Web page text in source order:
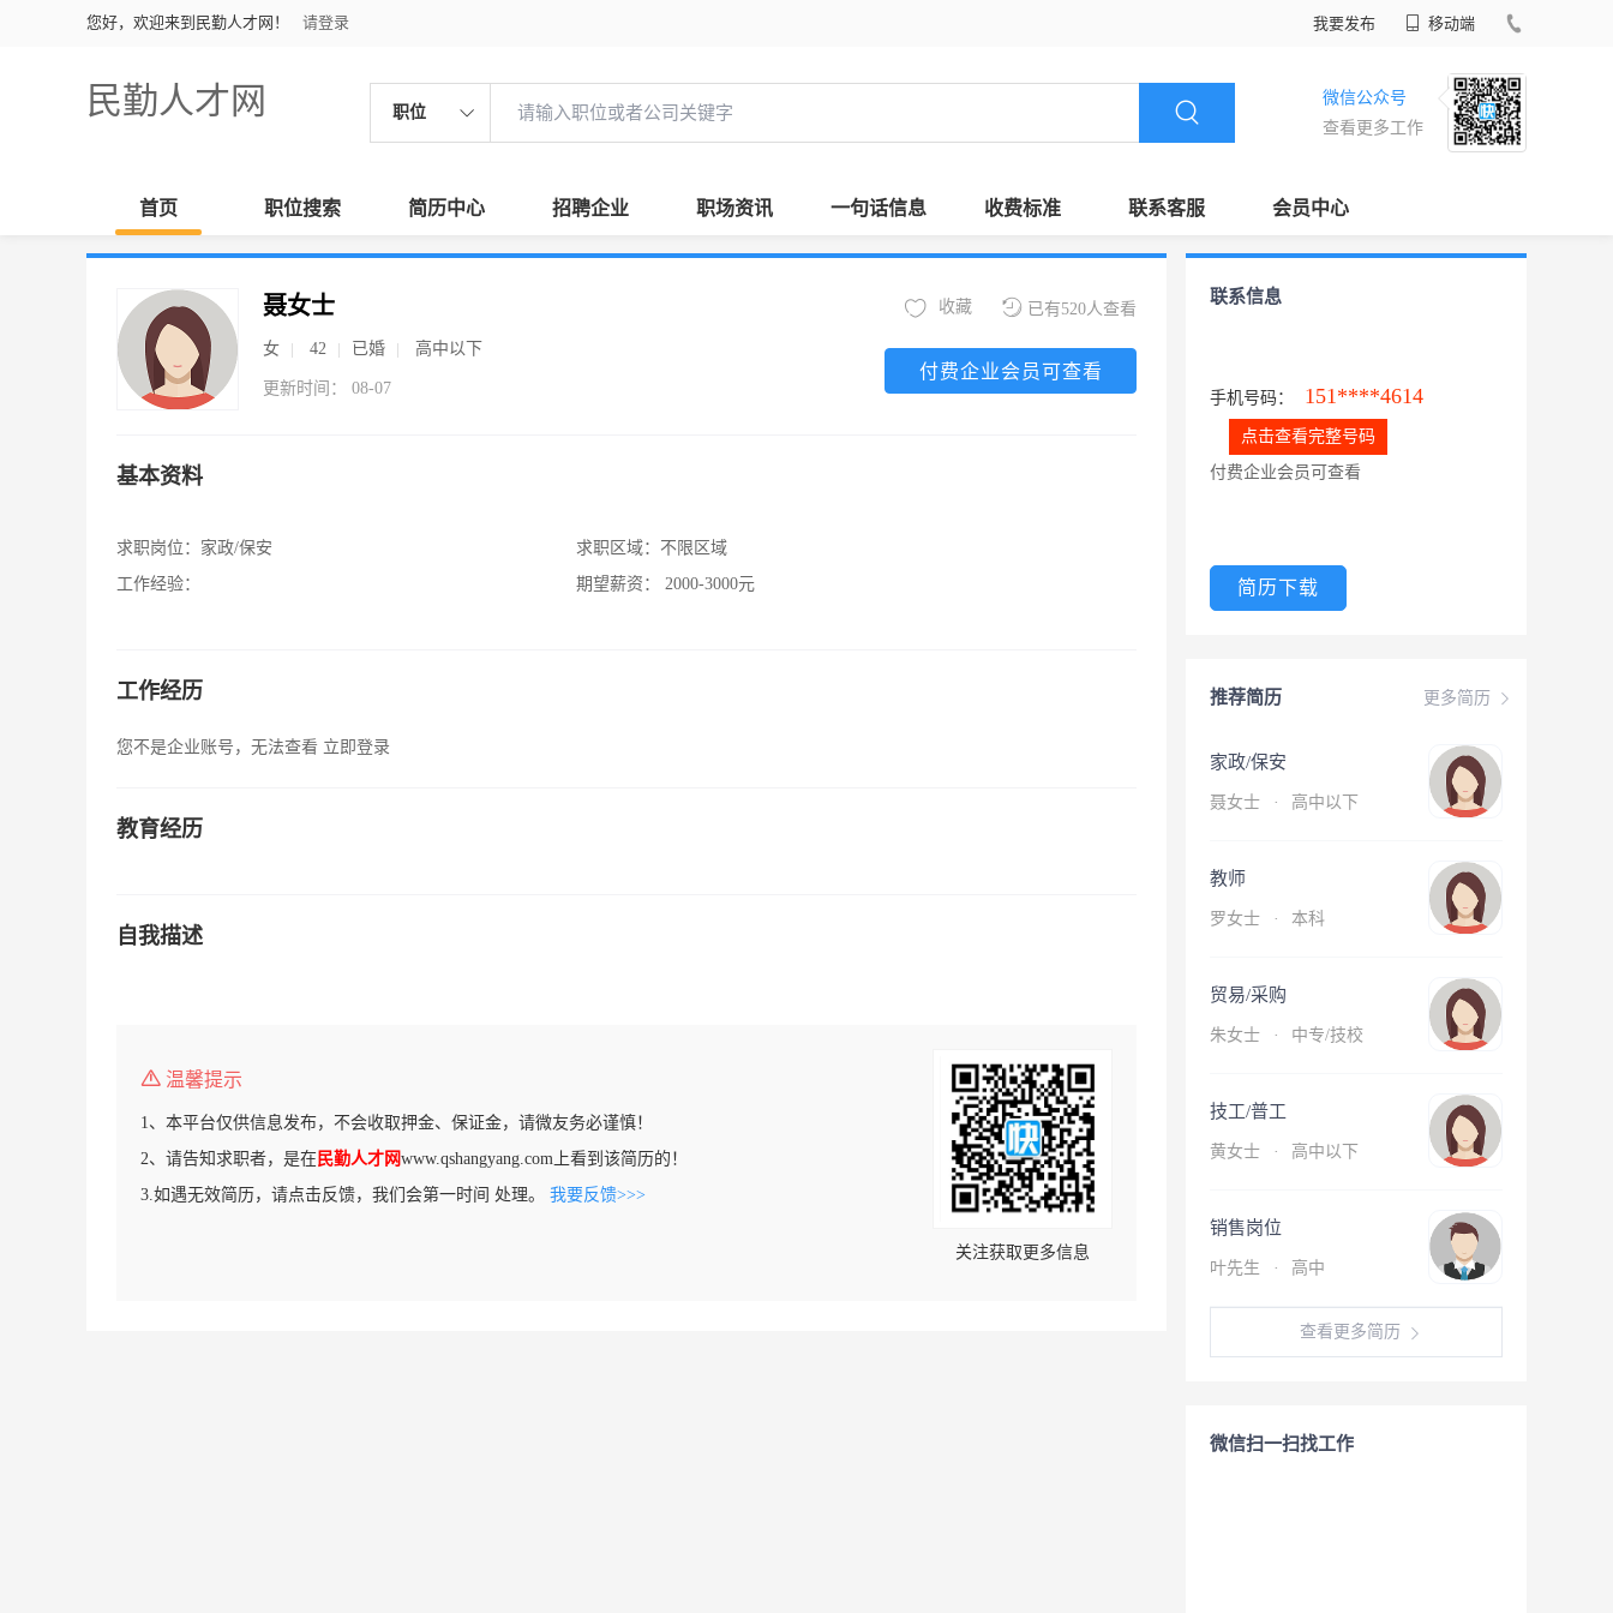
您好，欢迎来到民勤人才网！ 请登录 我要发布 移动端
民勤人才网 职位
微信公众号
查看更多工作
首页 职位搜索 简历中心 招聘企业 职场资讯 一句话信息 收费标准 联系客服 会员中心
聂女士
女 42 已婚 高中以下
更新时间： 08-07
已有520人查看
收藏
付费企业会员可查看
基本资料
求职岗位： 家政/保安
工作经验：
求职区域： 不限区域
期望薪资：
2000-3000元
工作经历
您不是企业账号，无法查看 立即登录
教育经历
自我描述
温馨提示
1、本平台仅供信息发布，不会收取押金、保证金，请微友务必谨慎！
2、请告知求职者，是在 民勤人才网www.qshangyang.com上看到该简历的！
3.如遇无效简历，请点击反馈，我们会第一时间 处理。 我要反馈>>>
关注获取更多信息
联系信息
手机号码： 151****4614
点击查看完整号码
付费企业会员可查看
简历下载
更多简历
推荐简历
家政/保安
聂女士 · 高中以下
教师
罗女士 · 本科
贸易/采购
朱女士 · 中专/技校
技工/普工
黄女士 · 高中以下
销售岗位
叶先生 · 高中
查看更多简历
微信扫一扫找工作